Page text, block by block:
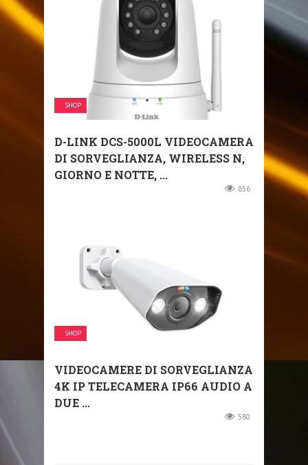
SHOP
D-LINK DCS-5000L VIDEOCAMERA
DI SORVEGLIANZA, WIRELESS N,
GIORNO E NOTTE, ...
856
SHOP
VIDEOCAMERE DI SORVEGLIANZA
4K IP TELECAMERA IP66 AUDIO A
DUE ...
580